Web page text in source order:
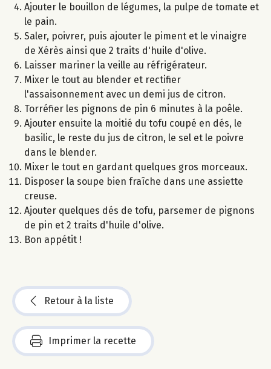
Ajouter le bouillon de légumes, la pulpe de tomate et
le pain.
Saler, poivrer, puis ajouter le piment et le vinaigre
de Xérès ainsi que 2 traits d'huile d'olive.
Laisser mariner la veille au réfrigérateur.
Mixer le tout au blender et rectifier
l'assaisonnement avec un demi jus de citron.
Torréfier les pignons de pin 6 minutes à la poêle.
Ajouter ensuite la moitié du tofu coupé en dés, le
basilic, le reste du jus de citron, le sel et le poivre
dans le blender.
Mixer le tout en gardant quelques gros morceaux.
Disposer la soupe bien fraîche dans une assiette
creuse.
Ajouter quelques dés de tofu, parsemer de pignons
de pin et 2 traits d'huile d'olive.
Bon appétit !
Retour à la liste
Imprimer la recette